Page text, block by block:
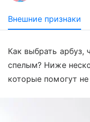
Внешние признаки
Как выбрать арбуз,
спелым? Ниже
которые помогут не